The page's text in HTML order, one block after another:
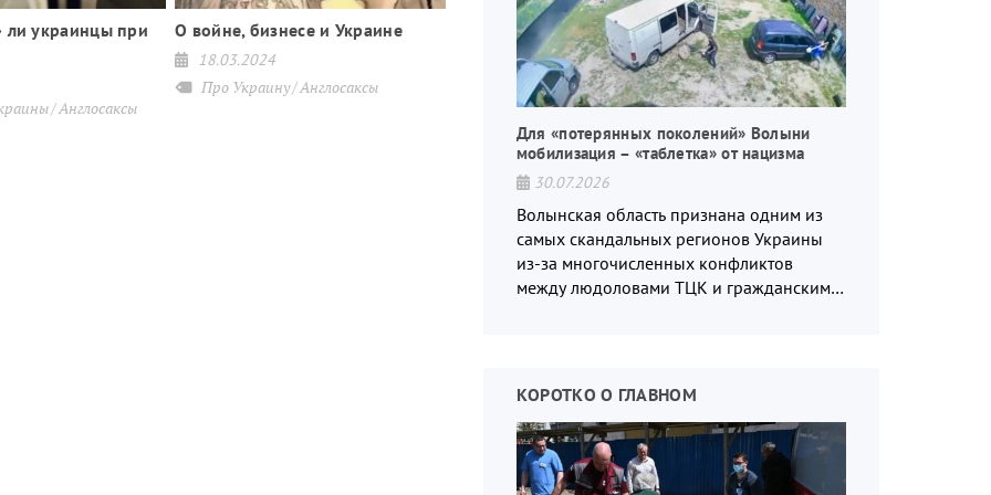
ли украинцы при
Англосаксы
О войне, бизнесе и Украине
18.03.2024
Про Украину Англосаксы
Для «потерянных поколений» Волыни
мобилизация – «таблетка» от нацизма
30.07.2026
Волынская область признана одним из
самых скандальных регионов Украины
из-за многочисленных конфликтов
между людоловами ТЦК и гражданским
КОРОТКО О ГЛАВНОМ